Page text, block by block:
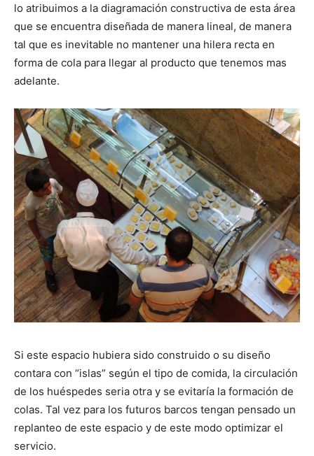
lo atribuimos a la diagramación constructiva de esta área
que se encuentra diseñada de manera lineal, de manera
tal que es inevitable no mantener una hilera recta en
forma de cola para llegar al producto que tenemos mas
adelante.
Si este espacio hubiera sido construido o su diseño
contara con “islas” según el tipo de comida, la circulación
de los huéspedes seria otra y se evitaría la formación de
colas. Tal vez para los futuros barcos tengan pensado un
replanteo de este espacio y de este modo optimizar el
servicio.